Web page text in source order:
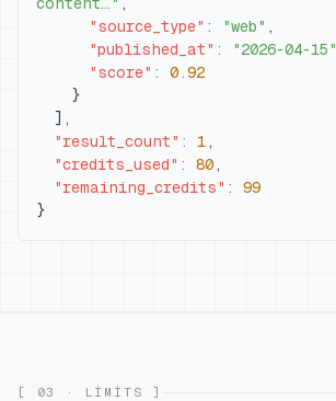
"source_type" : "web" ,
"published_at" : "2026-04-15"
"score" :
0.92
}
] ,
"result_count" : 1 ,
"credits_used" : 80 ,
"remaining_credits" :
99
}
[ 03 · LIMITS ]